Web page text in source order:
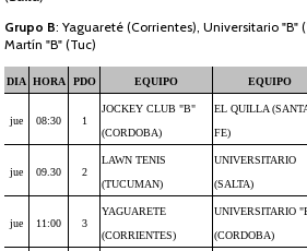
Grupo B: Yaguareté (Corrientes), Universitario "B"
Martín "B" (Tuc)
DIA HORA PDO EQUIPO EQUIPO
jue 08:30 1
JOCKEY CLUB "B"
(CORDOBA)
EL QUILLA
FE)
jue 09.30 2
LAWN TENIS
(TUCUMAN)
UNIVERSITARIO
(SALTA)
jue 11:00 3
YAGUARETE
(CORRIENTES)
UNIVERSITARIO
(CORDOBA)